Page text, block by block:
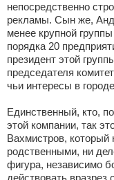
непосредственно
рекламы. Сын же,
менее крупной
порядка 20
президент этой
председателя
чьи интересы в
Единственный, кто,
этой компании, так
Вахмистров, который
родственными, ни
фигура, независимо
действовать вразрез